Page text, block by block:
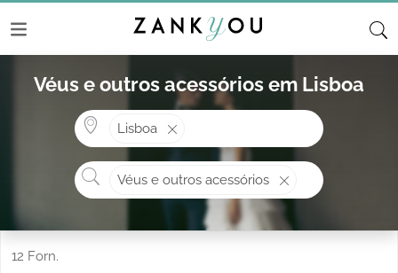
Véus e outros acessórios em Lisboa
Lisboa
O que procura?
Véus e outros acessórios
12 Forn.